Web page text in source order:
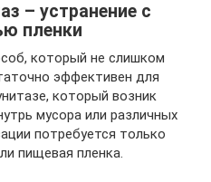
– устранение с
пленки
который не слишком
эффективен для
который возник
мусора или различных
потребуется только
пищевая пленка.